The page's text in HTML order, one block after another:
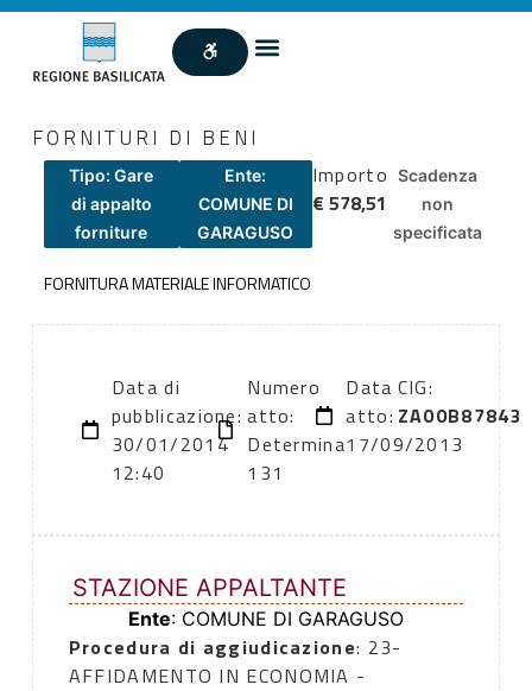
FORNITURI DI BENI
Tipo: Gare
di appalto
forniture
Ente:
COMUNE DI
GARAGUSO
Importo
€ 578,51
Scadenza
non
specificata
FORNITURA MATERIALE INFORMATICO
Data di
pubblicazione:
30/01/2014
12:40
Numero
atto:
Determina
131
Data
atto:
17/09/2013
CIG:
ZA00B87843
STAZIONE APPALTANTE
Ente: COMUNE DI GARAGUSO
Procedura di aggiudicazione: 23-
AFFIDAMENTO IN ECONOMIA -